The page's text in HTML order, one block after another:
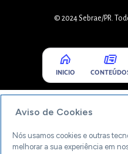
© 2024 Sebrae/PR.
INICIO
Aviso de Cookies
Nós usamos cookies e outras
melhorar a sua experiência em